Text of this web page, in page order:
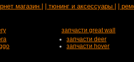
магазин | | тюнинг и аксессуары | |
запчасти great wall
запчасти deer
запчасти hover